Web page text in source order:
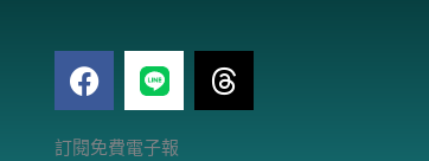
F
a
e
T
h
訂閱免費電子報
電